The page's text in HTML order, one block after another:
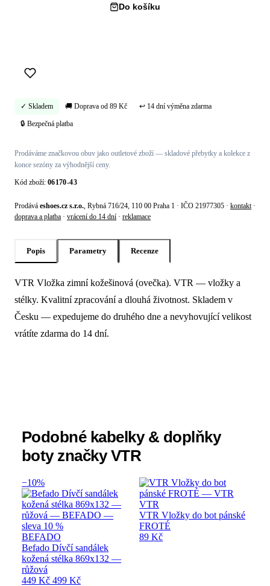
Do košíku
✓ Skladem 🚚 Doprava od 89 Kč ↩ 14 dní výměna zdarma
🔒 Bezpečná platba
Prodáváme značkovou obuv jako outletové zboží — skladové přebytky a kolekce z
konce sezóny za výhodnější ceny.
Kód zboží: 06170-43
Prodává eshoes.cz s.r.o. , Rybná 716/24, 110 00 Praha 1 · IČO 21977305 · kontakt ·
doprava a platba · vrácení do 14 dní · reklamace
Popis Parametry Recenze
Popis produktu VTR Vložka zimní
VTR Vložka zimní kožešinová (ovečka). VTR — vložky a
stélky. Kvalitní zpracování a dlouhá životnost. Skladem v
Česku — expedujeme do druhého dne a nevyhovující velikost
vrátíte zdarma do 14 dní.
Podobné kabelky & doplňky
boty značky VTR
−10%
BEFADO
Befado Dívčí sandálek
kožená stélka 869x132 —
růžová
449 Kč 499 Kč
VTR
VTR Vložky do bot pánské
FROTÉ
89 Kč